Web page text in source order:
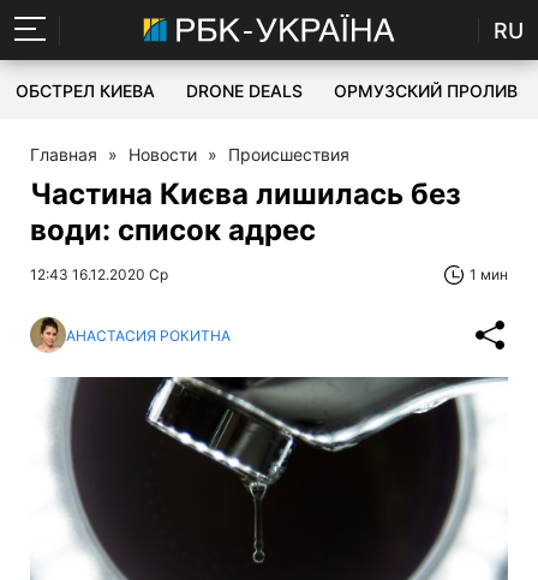
RU
ОБСТРЕЛ КИЕВА DRONE DEALS ОРМУЗСКИЙ ПРОЛИВ
Главная » Новости » Происшествия
Частина Києва лишилась без
води: список адрес
12:43 16.12.2020 Ср 1 мин
АНАСТАСИЯ РОКИТНА